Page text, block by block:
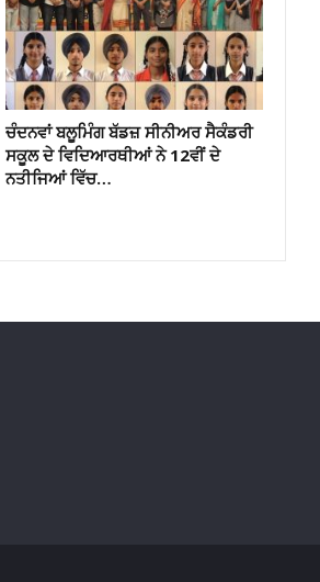
ਚੰਦਨਵਾਂ ਬਲੂਮਿੰਗ ਬੱਡਜ਼ ਸੀਨੀਅਰ ਸੈਕੰਡਰੀ
ਸਕੂਲ ਦੇ ਵਿਦਿਆਰਥੀਆਂ ਨੇ 12ਵੀਂ ਦੇ
ਨਤੀਜਿਆਂ ਵਿੱਚ…